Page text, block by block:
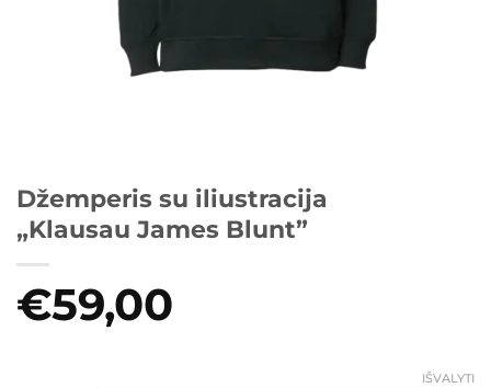
Džemperis su iliustracija
„Klausau James Blunt”
€59,00
IŠVALYTI